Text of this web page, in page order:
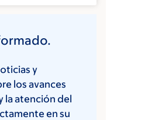
y
los avances
la atención del
en su